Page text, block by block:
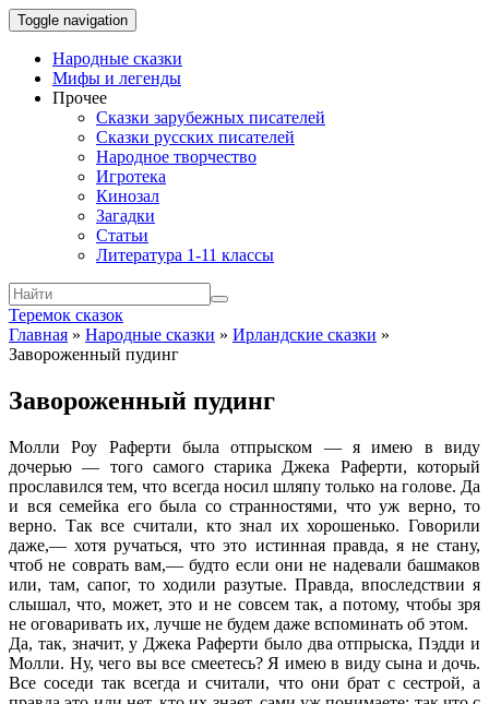
Toggle navigation
Народные сказки
Мифы и легенды
Прочее
Сказки зарубежных писателей
Сказки русских писателей
Народное творчество
Игротека
Кинозал
Загадки
Статьи
Литература 1-11 классы
Теремок сказок
Главная » Народные сказки » Ирландские сказки »
Завороженный пудинг
Завороженный пудинг
Молли Роу Раферти была отпрыском — я имею в виду
дочерью — того самого старика Джека Раферти, который
прославился тем, что всегда носил шляпу только на голове. Да
и вся семейка его была со странностями, что уж верно, то
верно. Так все считали, кто знал их хорошенько. Говорили
даже,— хотя ручаться, что это истинная правда, я не стану,
чтоб не соврать вам,— будто если они не надевали башмаков
или, там, сапог, то ходили разутые. Правда, впоследствии я
слышал, что, может, это и не совсем так, а потому, чтобы зря
не оговаривать их, лучше не будем даже вспоминать об этом.
Да, так, значит, у Джека Раферти было два отпрыска, Пэдди и
Молли. Ну, чего вы все смеетесь? Я имею в виду сына и дочь.
Все соседи так всегда и считали, что они брат с сестрой, а